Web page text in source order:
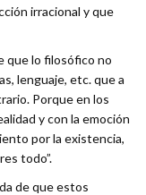
irracional y que
que lo filosófico no
lenguaje, etc. que a
Porque en los
y con la emoción
por la existencia,
todo”.
de que estos